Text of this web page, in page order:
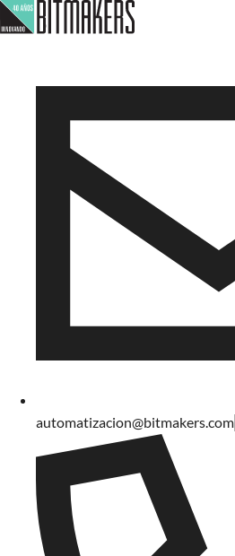
automatizacion@bitmakers.com